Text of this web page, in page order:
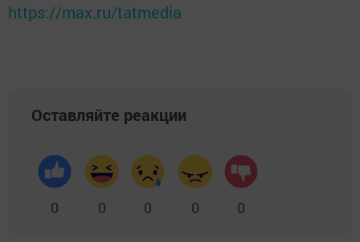
https://max.ru/tatmedia
Оставляйте реакции
0 0 0 0 0